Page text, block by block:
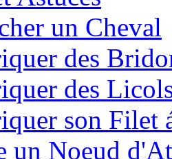
un Cheval
des
des
son Filet
un Noeud